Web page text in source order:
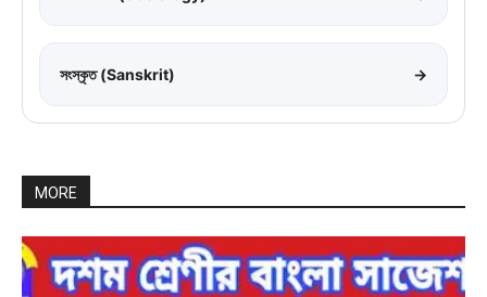
সংস্কৃত (Sanskrit) →
MORE